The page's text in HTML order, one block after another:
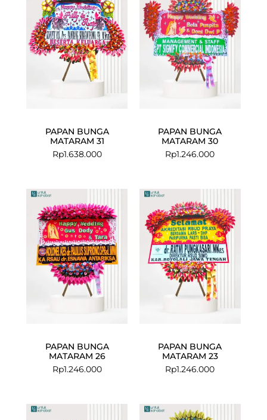
PAPAN BUNGA
MATARAM 31
Rp1.638.000
PAPAN BUNGA
MATARAM 30
Rp1.246.000
PAPAN BUNGA
MATARAM 26
Rp1.246.000
PAPAN BUNGA
MATARAM 23
Rp1.246.000